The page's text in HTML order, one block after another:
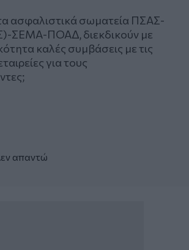
ασφαλιστικά σωματεία ΠΣΑΣ-
ΣΕΜΑ-ΠΟΑΔ, διεκδικούν με
καλές συμβάσεις με τις
για τους
απαντώ